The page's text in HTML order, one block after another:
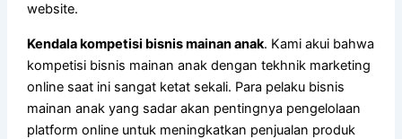
website.
Kendala kompetisi bisnis mainan anak. Kami akui bahwa
kompetisi bisnis mainan anak dengan tekhnik marketing
online saat ini sangat ketat sekali. Para pelaku bisnis
mainan anak yang sadar akan pentingnya pengelolaan
platform online untuk meningkatkan penjualan produk